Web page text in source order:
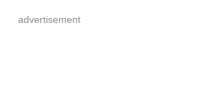
advertisement